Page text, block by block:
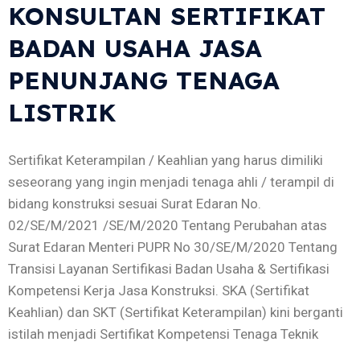
KONSULTAN SERTIFIKAT
BADAN USAHA JASA
PENUNJANG TENAGA
LISTRIK
Sertifikat Keterampilan / Keahlian yang harus dimiliki
seseorang yang ingin menjadi tenaga ahli / terampil di
bidang konstruksi sesuai Surat Edaran No.
02/SE/M/2021 /SE/M/2020 Tentang Perubahan atas
Surat Edaran Menteri PUPR No 30/SE/M/2020 Tentang
Transisi Layanan Sertifikasi Badan Usaha & Sertifikasi
Kompetensi Kerja Jasa Konstruksi. SKA (Sertifikat
Keahlian) dan SKT (Sertifikat Keterampilan) kini berganti
istilah menjadi Sertifikat Kompetensi Tenaga Teknik